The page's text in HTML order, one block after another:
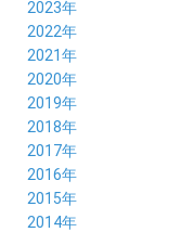
10月 (6)
09月 (5)
08月 (6)
07月 (4)
06月 (7)
05月 (6)
04月 (8)
03月 (6)
02月 (5)
01月 (7)
12月 (4)
11月 (8)
10月 (6)
09月 (7)
08月 (8)
07月 (5)
06月 (6)
05月 (4)
04月 (7)
03月 (6)
02月 (5)
2023年
12月 (3)
11月 (6)
10月 (6)
09月 (6)
08月 (8)
07月 (8)
06月 (8)
05月 (9)
04月 (8)
03月 (8)
2022年
12月 (12)
11月 (6)
10月 (5)
09月 (7)
08月 (5)
07月 (3)
06月 (5)
05月 (7)
04月 (6)
2021年
12月 (5)
11月 (5)
10月 (6)
09月 (5)
08月 (11)
07月 (5)
06月 (6)
05月 (6)
2020年
12月 (3)
11月 (6)
10月 (5)
09月 (8)
08月 (6)
07月 (7)
06月 (6)
2019年
12月 (7)
11月 (4)
10月 (8)
09月 (4)
08月 (7)
07月 (3)
2018年
12月 (8)
11月 (7)
10月 (8)
09月 (5)
08月 (7)
2017年
12月 (6)
11月 (6)
10月 (5)
2016年
12月 (8)
11月 (4)
2015年
12月 (8)
2014年